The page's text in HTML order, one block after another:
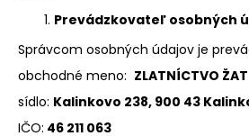
Prevádzkovateľ osobných
Správcom osobných údajov je
obchodné meno: ZLATNÍCTVO
sídlo: Kalinkovo 238, 900 43
IČO: 46 211 063